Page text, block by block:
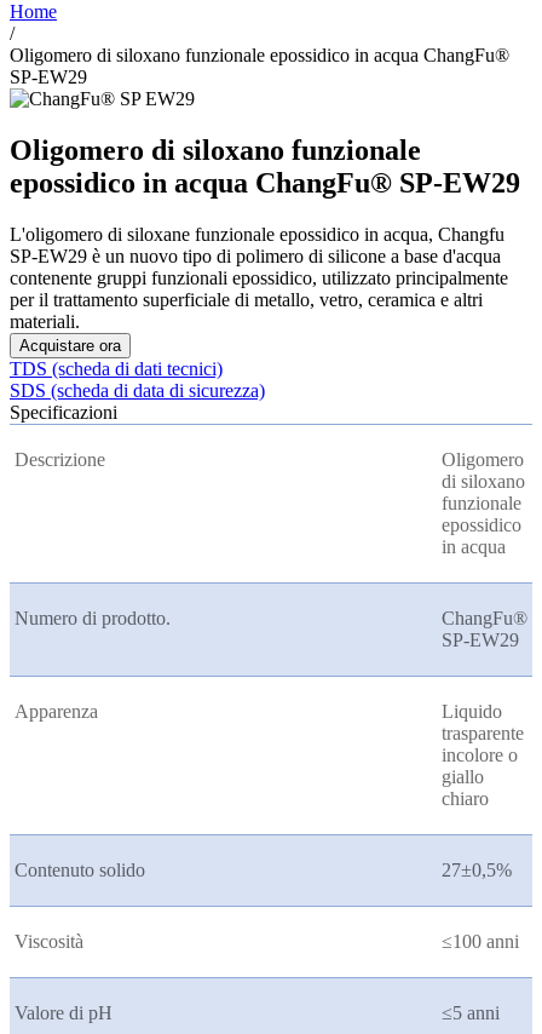
Home
/
Oligomero di siloxano funzionale epossidico in acqua ChangFu®
SP-EW29
Oligomero di siloxano funzionale
epossidico in acqua ChangFu® SP-EW29
L'oligomero di siloxane funzionale epossidico in acqua, Changfu
SP-EW29 è un nuovo tipo di polimero di silicone a base d'acqua
contenente gruppi funzionali epossidico, utilizzato principalmente
per il trattamento superficiale di metallo, vetro, ceramica e altri
materiali.
Acquistare ora
TDS (scheda di dati tecnici)
SDS (scheda di data di sicurezza)
Specificazioni
Descrizione
Oligomero
di siloxano
funzionale
epossidico
in acqua
Numero di prodotto.
ChangFu®
SP-EW29
Apparenza
Liquido
trasparente
incolore o
giallo
chiaro
Contenuto solido 27±0,5%
Viscosità ≤100 anni
Valore di pH ≤5 anni